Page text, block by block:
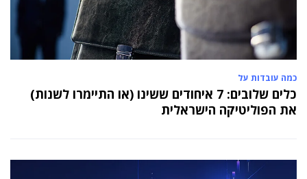
כמה עובדות על
כלים שלובים: 7 איחודים ששינו (או התיימרו לשנות)
את הפוליטיקה הישראלית